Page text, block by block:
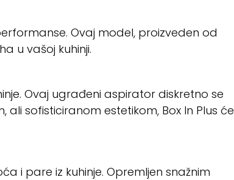
Ovaj model, proizveden od
u vašoj kuhinji.
Ovaj ugrađeni aspirator diskretno se
sofisticiranom estetikom, Box In Plus će
i pare iz kuhinje. Opremljen snažnim